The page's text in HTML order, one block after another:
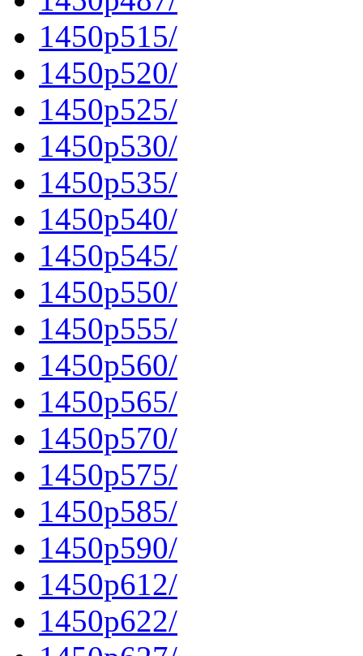
1450p515/
1450p520/
1450p525/
1450p530/
1450p535/
1450p540/
1450p545/
1450p550/
1450p555/
1450p560/
1450p565/
1450p570/
1450p575/
1450p585/
1450p590/
1450p612/
1450p622/